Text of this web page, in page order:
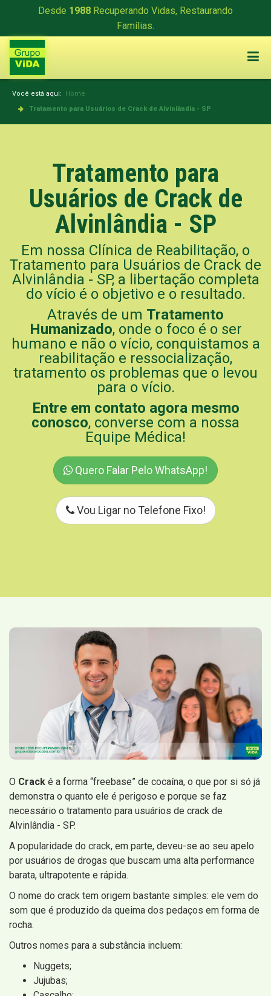
Desde 1988 Recuperando Vidas, Restaurando
Famílias.
Você está aqui: Home
Tratamento para Usuários de Crack de Alvinlândia - SP
Tratamento para
Usuários de Crack de
Alvinlândia - SP
Em nossa Clínica de Reabilitação, o
Tratamento para Usuários de Crack de
Alvinlândia - SP, a libertação completa
do vício é o objetivo e o resultado.
Através de um Tratamento
Humanizado, onde o foco é o ser
humano e não o vício, conquistamos a
reabilitação e ressocialização,
tratamento os problemas que o levou
para o vício.
Entre em contato agora mesmo
conosco, converse com a nossa
Equipe Médica!
Quero Falar Pelo WhatsApp!
Vou Ligar no Telefone Fixo!
O Crack é a forma “freebase” de cocaína, o que por si só já
demonstra o quanto ele é perigoso e porque se faz
necessário o tratamento para usuários de crack de
Alvinlândia - SP.
A popularidade do crack, em parte, deveu-se ao seu apelo
por usuários de drogas que buscam uma alta performance
barata, ultrapotente e rápida.
O nome do crack tem origem bastante simples: ele vem do
som que é produzido da queima dos pedaços em forma de
rocha.
Outros nomes para a substância incluem:
Nuggets;
Jujubas;